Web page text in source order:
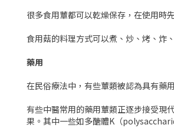
很多食用蕈都可以乾燥保存，在使用時
食用菇的料理方式可以煮、炒、烤、炸
藥用
在民俗療法中，有些蕈類被認為具有藥
有些中醫常用的藥用蕈類正逐步接受現
果。其中一些如多醣體K（